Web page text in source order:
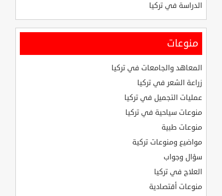
الدراسة في تركيا
منوعات
المعاهد والجامعات في تركيا
زراعة الشعر في تركيا
عمليات التجميل في تركيا
منوعات سياحية في تركيا
منوعات طبية
مواضيع ومنوعات تركية
سؤال وجواب
العلاج في تركيا
منوعات أقتصادية